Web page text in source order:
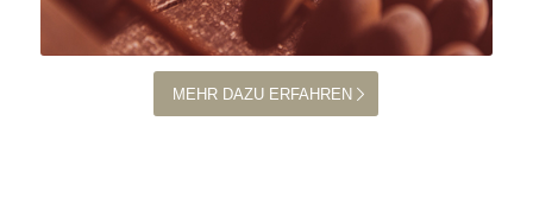
MEHR DAZU ERFAHREN